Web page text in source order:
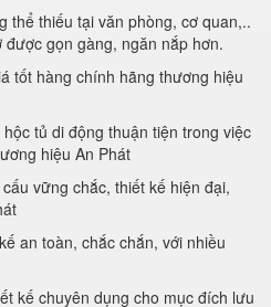
thể thiếu tại văn phòng, cơ quan,..
gọn gàng, ngăn nắp hơn.
tốt hàng chính hãng thương hiệu
hộc tủ di động thuận tiện trong việc
hiệu An Phát
vững chắc, thiết kế hiện đại,
an toàn, chắc chắn, với nhiều
kế chuyên dụng cho mục đích lưu